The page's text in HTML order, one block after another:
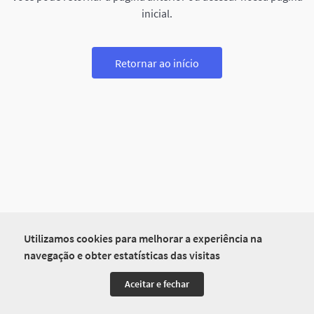
Utilizamos cookies para melhorar a experiência na
navegação e obter estatísticas das visitas
Aceitar e fechar
inicial.
Retornar ao início